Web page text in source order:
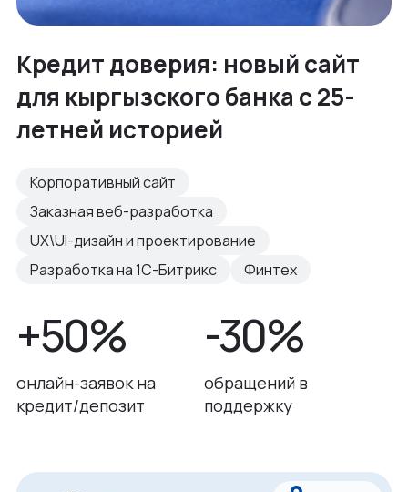
Кредит доверия: новый сайт
для кыргызского банка с 25-
летней историей
Корпоративный сайт
Заказная веб-разработка
UX\UI-дизайн и проектирование
Разработка на 1С-Битрикс
Финтех
+50%
онлайн-заявок на
кредит/депозит
-30%
обращений в
поддержку